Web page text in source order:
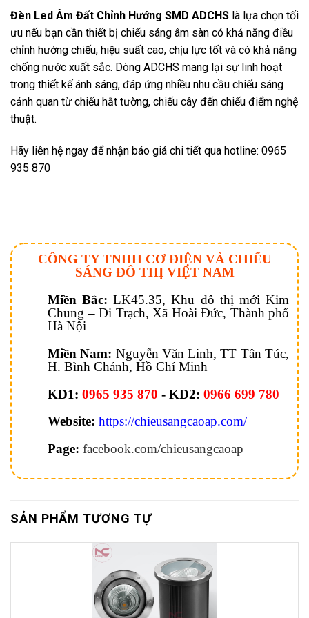
Đèn Led Âm Đất Chỉnh Hướng SMD ADCHS là lựa chọn tối
ưu nếu bạn cần thiết bị chiếu sáng âm sàn có khả năng điều
chỉnh hướng chiếu, hiệu suất cao, chịu lực tốt và có khả năng
chống nước xuất sắc. Dòng ADCHS mang lại sự linh hoạt
trong thiết kế ánh sáng, đáp ứng nhiều nhu cầu chiếu sáng
cảnh quan từ chiếu hắt tường, chiếu cây đến chiếu điểm nghệ
thuật.
Hãy liên hệ ngay để nhận báo giá chi tiết qua hotline: 0965
935 870
CÔNG TY TNHH CƠ ĐIỆN VÀ CHIẾU
SÁNG ĐÔ THỊ VIỆT NAM
Miền Bắc: LK45.35, Khu đô thị mới Kim
Chung – Di Trạch, Xã Hoài Đức, Thành phố
Hà Nội
Miền Nam: Nguyễn Văn Linh, TT Tân Túc,
H. Bình Chánh, Hồ Chí Minh
KD1: 0965 935 870 - KD2: 0966 699 780
Website: https://chieusangcaoap.com/
Page: facebook.com/chieusangcaoap
SẢN PHẨM TƯƠNG TỰ